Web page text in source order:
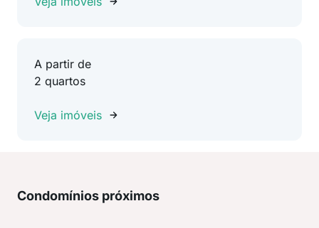
A partir de
2 quartos
Veja imóveis
Condomínios próximos